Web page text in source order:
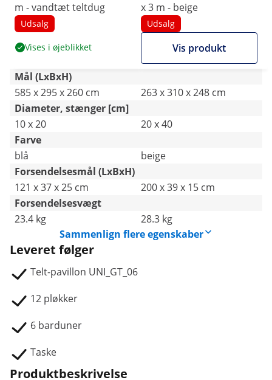
m - vandtæt teltdug
Udsalg
Vises i øjeblikket
x 3 m - beige
Udsalg
Vis produkt
Mål (LxBxH)
585 x 295 x 260 cm
263 x 310 x 248 cm
Diameter, stænger [cm]
10 x 20
20 x 40
Farve
blå
beige
Forsendelsesmål (LxBxH)
121 x 37 x 25 cm
200 x 39 x 15 cm
Forsendelsesvægt
23.4 kg
28.3 kg
Sammenlign flere egenskaber
Leveret følger
Telt-pavillon UNI_GT_06
12 pløkker
6 barduner
Taske
Produktbeskrivelse